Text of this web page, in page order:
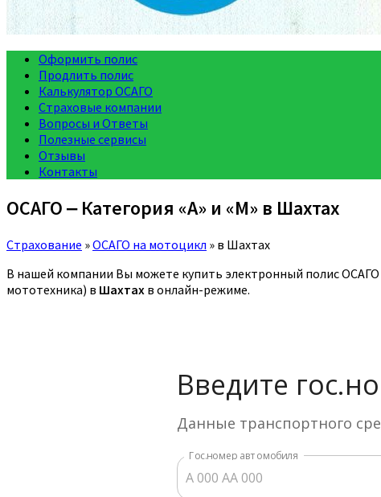
Оформить полис
Продлить полис
Калькулятор ОСАГО
Страховые компании
Вопросы и Ответы
Полезные сервисы
Отзывы
Контакты
ОСАГО ‒ Категория «A» и «M» в Шахтах
Страхование »ОСАГО на мотоцикл » в Шахтах
В нашей компании Вы можете купить электронный полис ОСАГО
мототехника) в Шахтах в онлайн-режиме.